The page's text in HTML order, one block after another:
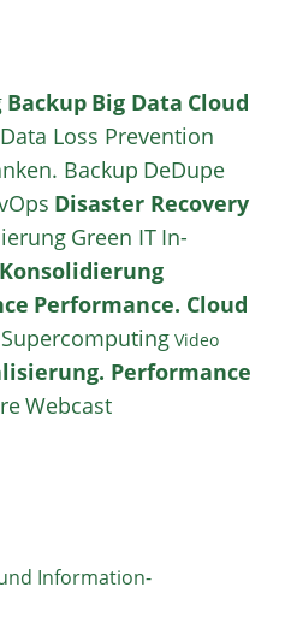
Backup Big Data Cloud
Data Loss Prevention
Backup DeDupe
Disaster Recovery
Green IT In-
Performance. Cloud
Supercomputing Video
Performance
Webcast
Information-